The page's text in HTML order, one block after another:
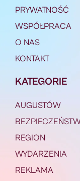
PRYWATNOŚĆ
WSPÓŁPRACA
O NAS
KONTAKT
KATEGORIE
AUGUSTÓW
REGION
WYDARZENIA
REKLAMA